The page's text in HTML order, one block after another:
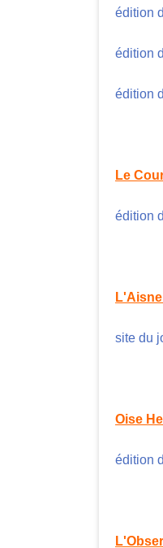
édition
édition
édition
Le
édition
site du
Oise
édition